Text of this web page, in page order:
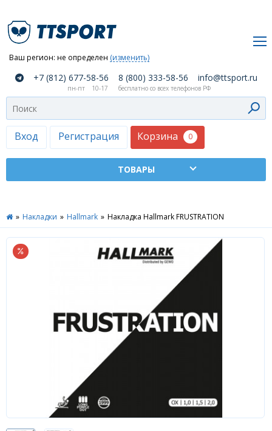
Ваш регион: не определен (изменить)
Вход Регистрация Корзина 0
компании
Как
сделать
заказ
Оплата
доставка
Москва
Дилеры
+7 (812) 677-58-56 8 (800) 333-58-56 info@ttsport.ru
пн-пт 10-17 бесплатно со всех телефонов РФ
» Накладки » Hallmark » Накладка Hallmark FRUSTRATION